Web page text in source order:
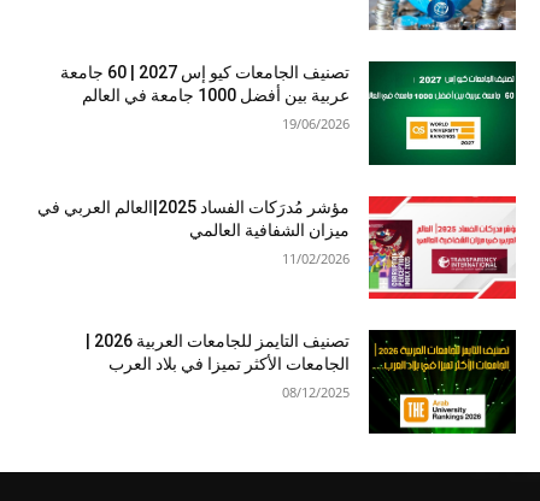
تصنيف الجامعات كيو إس 2027 | 60 جامعة
عربية بين أفضل 1000 جامعة في العالم
19/06/2026
مؤشر مُدرَكات الفساد 2025|العالم العربي في
ميزان الشفافية العالمي
11/02/2026
الجامعات الأكثر تميزا في بلاد العرب
08/12/2025